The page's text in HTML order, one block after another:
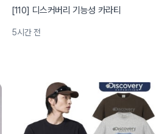
[110] 디스커버리 기능성 카라티
5시간 전